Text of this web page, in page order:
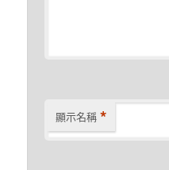
顯示名稱 *